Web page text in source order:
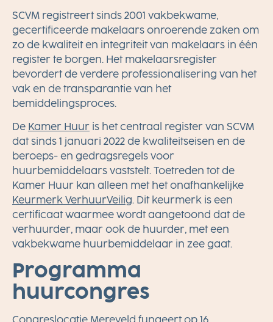
SCVM registreert sinds 2001 vakbekwame,
gecertificeerde makelaars onroerende zaken om
zo de kwaliteit en integriteit van makelaars in één
register te borgen. Het makelaarsregister
bevordert de verdere professionalisering van het
vak en de transparantie van het
bemiddelingsproces.
De Kamer Huur is het centraal register van SCVM
dat sinds 1 januari 2022 de kwaliteitseisen en de
beroeps- en gedragsregels voor
huurbemiddelaars vaststelt. Toetreden tot de
Kamer Huur kan alleen met het onafhankelijke
Keurmerk VerhuurVeilig. Dit keurmerk is een
certificaat waarmee wordt aangetoond dat de
verhuurder, maar ook de huurder, met een
vakbekwame huurbemiddelaar in zee gaat.
Programma
huurcongres